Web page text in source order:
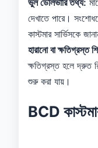
দেখাতে পারে।
কাস্টমার সার্ভিসকে
হারানো বা ক্ষতিগ্রস্ত
ক্ষতিগ্রস্ত হলে দ্রুত
শুরু করা যায়।
BCD